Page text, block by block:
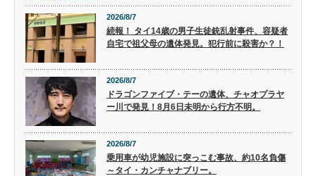
2026/8/7
続報！ タイ14歳の男子生徒銃乱射事件、容疑者
自宅で祖父母の遺体発見。犯行前に殺害か？！
2026/8/7
ドラゴンファイブ・テーの遺体、チャオプラヤ
ー川で発見！8月6日未明から行方不明。
2026/8/7
乗用車が幼児施設に突っこむ事故、約10名負傷
～タイ・カンチャナブリー。